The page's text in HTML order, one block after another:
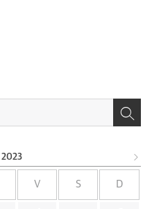
2023
V S D